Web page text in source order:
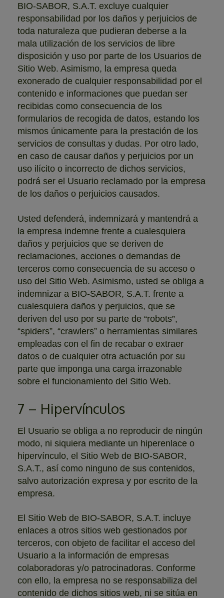
BIO-SABOR, S.A.T. excluye cualquier
responsabilidad por los daños y perjuicios de
toda naturaleza que pudieran deberse a la
mala utilización de los servicios de libre
disposición y uso por parte de los Usuarios de
Sitio Web. Asimismo, la empresa queda
exonerado de cualquier responsabilidad por el
contenido e informaciones que puedan ser
recibidas como consecuencia de los
formularios de recogida de datos, estando los
mismos únicamente para la prestación de los
servicios de consultas y dudas. Por otro lado,
en caso de causar daños y perjuicios por un
uso ilícito o incorrecto de dichos servicios,
podrá ser el Usuario reclamado por la empresa
de los daños o perjuicios causados.
Usted defenderá, indemnizará y mantendrá a
la empresa indemne frente a cualesquiera
daños y perjuicios que se deriven de
reclamaciones, acciones o demandas de
terceros como consecuencia de su acceso o
uso del Sitio Web. Asimismo, usted se obliga a
indemnizar a BIO-SABOR, S.A.T. frente a
cualesquiera daños y perjuicios, que se
deriven del uso por su parte de “robots”,
“spiders”, “crawlers” o herramientas similares
empleadas con el fin de recabar o extraer
datos o de cualquier otra actuación por su
parte que imponga una carga irrazonable
sobre el funcionamiento del Sitio Web.
7 – Hipervínculos
El Usuario se obliga a no reproducir de ningún
modo, ni siquiera mediante un hiperenlace o
hipervínculo, el Sitio Web de BIO-SABOR,
S.A.T., así como ninguno de sus contenidos,
salvo autorización expresa y por escrito de la
empresa.
El Sitio Web de BIO-SABOR, S.A.T. incluye
enlaces a otros sitios web gestionados por
terceros, con objeto de facilitar el acceso del
Usuario a la información de empresas
colaboradoras y/o patrocinadoras. Conforme
con ello, la empresa no se responsabiliza del
contenido de dichos sitios web, ni se sitúa en